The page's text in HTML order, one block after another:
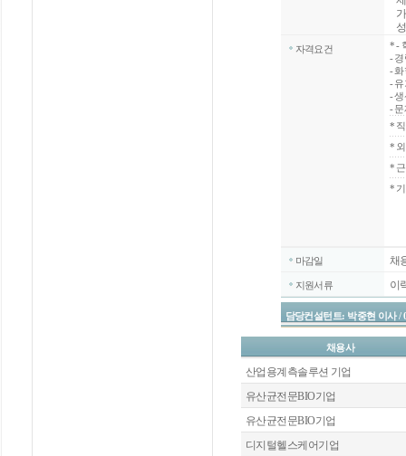
자격요건 *-
-
-
-
-
-
*
*
*
*
마감일 채
지원서류 이
담당컨설턴트: 박중현 이사 /
채용사
산업용계측솔루션 기업
유산균전문BIO기업
유산균전문BIO기업
디지털헬스케어기업